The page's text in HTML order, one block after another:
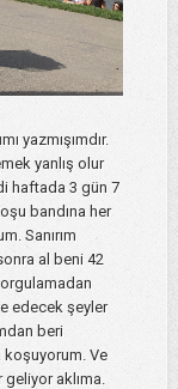
yazmışımdır.
yanlış olur
haftada 3 gün 7
bandına her
Sanırım
al beni 42
edecek şeyler
beri
koşuyorum. Ve
aklıma.